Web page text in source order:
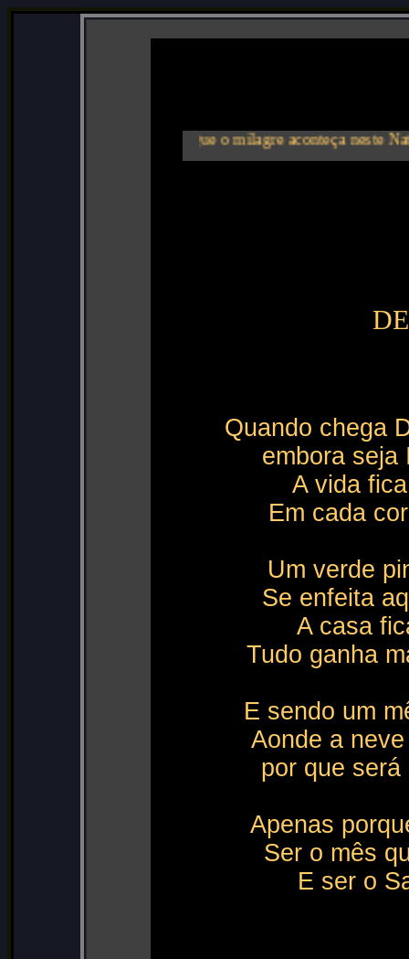
Que o milagre aconteça neste
Quando chega
embora seja
A vida
Em cada
Um verde
Se enfeita
A casa
Tudo ganha
E sendo um
Aonde a
por que
Apenas
Ser o mês
E ser o